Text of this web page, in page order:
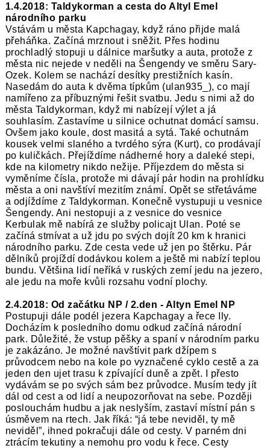
1.4.2018: Taldykorman a cesta do Altyl Emel
národního parku
Vstávám u města Kapchagay, když ráno přijde malá
přeháňka. Začíná mrznout i sněžit. Přes hodinu
prochladlý stopuji u dálnice maršutky a auta, protože z
města nic nejede v neděli na Šengendy ve směru Sary-
Ozek. Kolem se nachází desítky prestižních kasín.
Nasedám do auta k dvěma típkům (ulan935_), co mají
namířeno za příbuznými řešit svatbu. Jedu s nimi až do
města Taldykorman, když mi nabízejí výlet a já
souhlasím. Zastavíme u silnice ochutnat domácí samsu.
Ovšem jako koule, dost masitá a sytá. Také ochutnám
kousek velmi slaného a tvrdého sýra (Kurt), co prodávají
po kuličkách. Přejíždíme nádherné hory a daleké stepi,
kde na kilometry nikdo nežije. Příjezdem do města si
vyměníme čísla, protože mi dávají pár hodin na prohlídku
města a oni navštíví mezitím známí. Opět se střetáváme
a odjíždíme z Taldykorman. Konečně vystupuji u vesnice
Šengendy. Ani nestopuji a z vesnice do vesnice
Kerbulak mě nabírá ze služby policajt Ulan. Poté se
začíná stmívat a už jdu po svých dojít 20 km k hranici
národního parku. Zde cesta vede už jen po štěrku. Pár
dělníků projíždí dodávkou kolem a ještě mi nabízí teplou
bundu. Většina lidí neříká v ruských zemí jedu na jezero,
ale jedu na moře kvůli rozsahu vodní plochy.
2.4.2018: Od začátku NP / 2.den - Altyn Emel NP
Postupuji dále podél jezera Kapchagay a řece Ily.
Docházím k posledního domu odkud začíná národní
park. Důležité, že vstup pěšky a spaní v národním parku
je zakázáno. Je možné navštívit park džípem s
průvodcem nebo na kole po vyznačené cyklo cestě a za
jeden den ujet trasu k zpívající duně a zpět. I přesto
vydávám se po svých sám bez průvodce. Musím tedy jít
dál od cest a od lidí a neupozorňovat na sebe. Později
poslouchám hudbu a jak neslyším, zastaví místní pán s
úsměvem na rtech. Jak říká: “já tebe neviděl, ty mě
neviděl”, ihned pokračuji dále od cesty. V parném dni
ztrácím tekutiny a nemohu pro vodu k řece. Cesty